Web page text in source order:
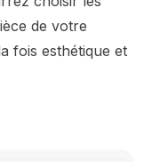
de votre
fois esthétique et